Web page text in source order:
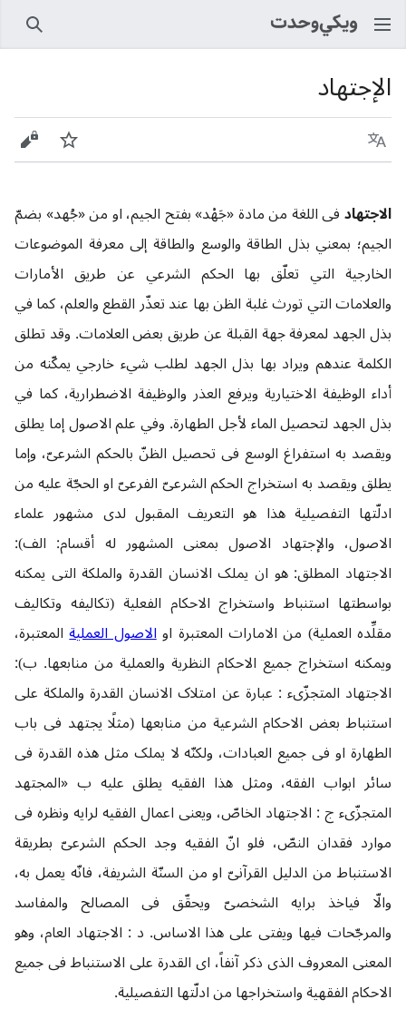
بحث
الإجتهاد
اللغة راقب
الاجتهادفی اللغة من مادة «جَهْد» بفتح الجیم، او من «جُهد» بضمّ
الجیم؛ بمعني بذل الطاقة والوسع والطاقة إلى معرفة الموضوعات
الخارجية التي تعلّق بها الحكم الشرعي عن طريق الأمارات
والعلامات التي تورث غلبة الظن بها عند تعذّر القطع والعلم، كما في
بذل الجهد لمعرفة جهة القبلة عن طريق بعض العلامات. وقد تطلق
الكلمة عندهم ويراد بها بذل الجهد لطلب شي‌ء خارجي يمكّنه من
أداء الوظيفة الاختيارية ويرفع العذر والوظيفة الاضطرارية، كما في
بذل الجهد لتحصيل الماء لأجل الطهارة. وفي علم الاصول إما يطلق
ويقصد به استفراغ الوسع فی تحصیل الظنّ بالحکم الشرعیّ، وإما
يطلق ويقصد به استخراج الحکم الشرعیّ الفرعیّ او الحجّة علیه من
ادلّتها التفصیلیة هذا هو التعریف المقبول لدی مشهور علماء
الاصول، والإجتهاد الاصول بمعنى المشهور له أقسام: الف):
الاجتهاد المطلق‌: هو ان یملک الانسان القدرة والملکة التی یمکنه
بواسطتها استنباط واستخراج الاحکام الفعلیة (تکالیفه وتکالیف
مقلِّده العملیة) من الامارات المعتبرة اوالاصول العملیةالمعتبرة،
ویمکنه استخراج جمیع الاحکام النظریة والعملیة من منابعها. ب):
الاجتهاد المتجزّی‌ء : عبارة عن امتلاک الانسان القدرة والملکة علی
استنباط بعض الاحکام الشرعیة من منابعها (مثلًا یجتهد فی باب
الطهارة او فی جمیع العبادات، ولکنّه لا یملک مثل هذه القدرة فی
سائر ابواب الفقه، ومثل هذا الفقیه یطلق علیه‌ ب «المجتهد
المتجزّی‌ء ج : الاجتهاد الخاصّ‌، ویعنی اعمال الفقیه لرایه ونظره فی
موارد فقدان النصّ، فلو انّ الفقیه وجد الحکم الشرعیّ بطریقة
الاستنباط من الدلیل القرآنیّ او من السنّة الشریفة، فانّه یعمل به،
والّا فیاخذ برایه الشخصیّ ویحقّق فی المصالح والمفاسد
والمرجّحات فیها ویفتی علی هذا الاساس. د : الاجتهاد العام‌، وهو
المعنی المعروف الذی ذکر آنفاً، ‌ای القدرة علی الاستنباط فی جمیع
الاحکام الفقهیة واستخراجها من ادلّتها التفصیلیة.